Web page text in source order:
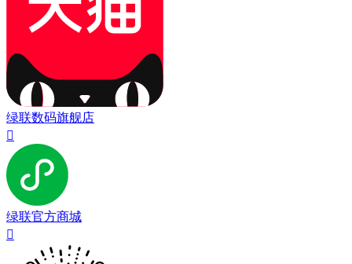
绿联数码旗舰店

绿联官方商城
